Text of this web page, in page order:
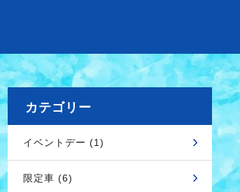
カテゴリー
イベントデー (1)
限定車 (6)